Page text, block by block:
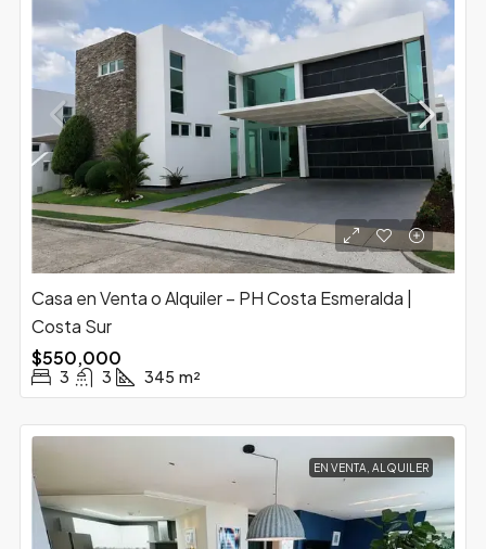
Casa en Venta o Alquiler – PH Costa Esmeralda |
Costa Sur
$550,000
3 3 345 m²
EN VENTA, ALQUILER